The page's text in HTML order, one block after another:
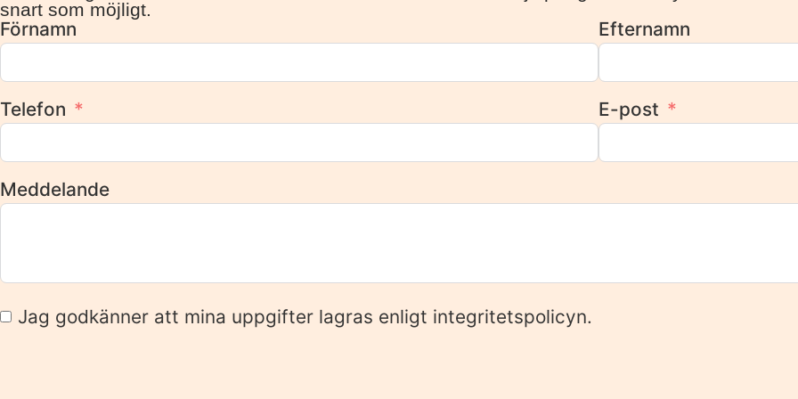
snart som möjligt.
Förnamn Efternamn
Telefon E-post
Meddelande
Jag godkänner att mina uppgifter lagras enligt integritetspolicyn.